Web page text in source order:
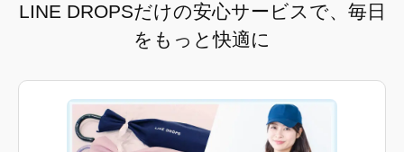
LINE DROPSだけの安心サービスで、毎日
をもっと快適に